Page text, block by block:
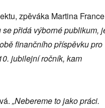
zpěváka Martina
přidá výborné publikum,
finančního příspěvku pro
jubilejní ročník, kam
„Nebereme to jako práci.